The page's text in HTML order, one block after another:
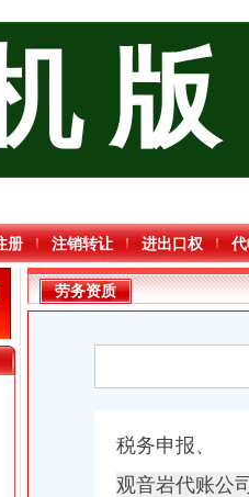
版
册 注销转让 进出口权
工商注册）
劳务资质
税务申报、
观音岩代账公